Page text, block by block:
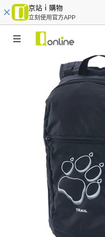
京站ｉ購物
立刻使用官方APP